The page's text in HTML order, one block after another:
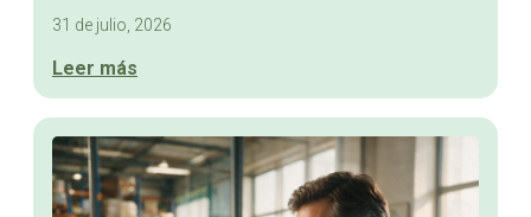
31 de julio, 2026
Leer más